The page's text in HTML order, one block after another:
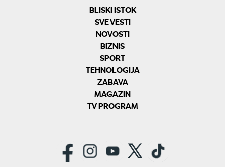
BLISKI ISTOK
SVE VESTI
NOVOSTI
BIZNIS
SPORT
TEHNOLOGIJA
ZABAVA
MAGAZIN
TV PROGRAM